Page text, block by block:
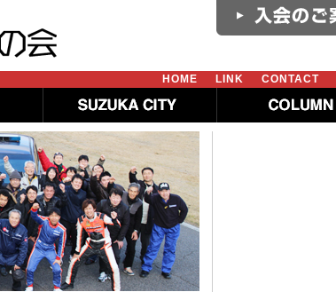
CONTACT
LINK
HOME